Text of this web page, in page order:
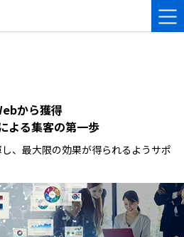
から獲得
よる集客の第一歩
、最大限の効果が得られるようサポ